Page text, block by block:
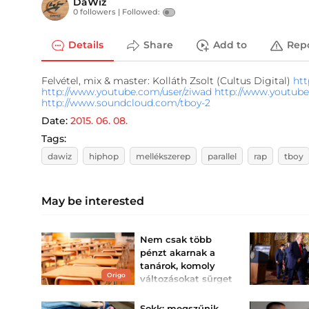
0 followers | Followed:
Details Share Add to
Felvétel, mix & master: Kolláth Zsolt (Cultus Digital)
http://www.youtube.com/user/ziwad http://
http://www.soundcloud.com/tboy-2
Date: 2015. 06. 08.
Tags:
dawiz hiphop mellékszerep parallel rap tboy
May be interested
Origo
Nem csak több
pénzt akarnak a
tanárok, komoly
változásokat sürget
Újabb részletek derültek